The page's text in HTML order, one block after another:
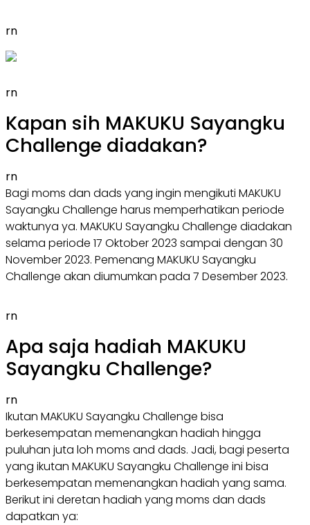
rn
rn
Kapan sih MAKUKU Sayangku
Challenge diadakan?
rn
Bagi moms dan dads yang ingin mengikuti MAKUKU
Sayangku Challenge harus memperhatikan periode
waktunya ya. MAKUKU Sayangku Challenge diadakan
selama periode 17 Oktober 2023 sampai dengan 30
November 2023. Pemenang MAKUKU Sayangku
Challenge akan diumumkan pada 7 Desember 2023.
rn
Apa saja hadiah MAKUKU
Sayangku Challenge?
rn
Ikutan MAKUKU Sayangku Challenge bisa
berkesempatan memenangkan hadiah hingga
puluhan juta loh moms and dads. Jadi, bagi peserta
yang ikutan MAKUKU Sayangku Challenge ini bisa
berkesempatan memenangkan hadiah yang sama.
Berikut ini deretan hadiah yang moms dan dads
dapatkan ya: